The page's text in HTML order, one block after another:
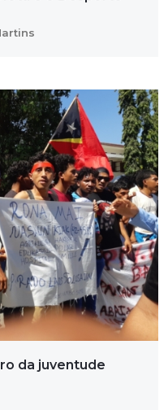
da juventude